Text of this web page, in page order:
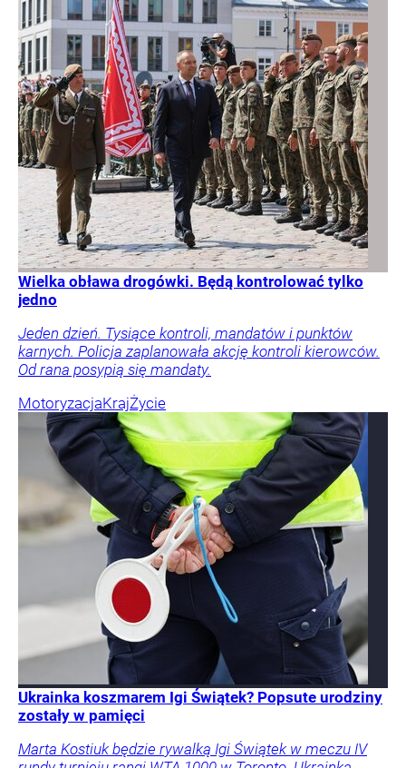
Wielka obława drogówki. Będą kontrolować tylko
jedno
Jeden dzień. Tysiące kontroli, mandatów i punktów
karnych. Policja zaplanowała akcję kontroli kierowców.
Od rana posypią się mandaty.
MotoryzacjaKrajŻycie
Ukrainka koszmarem Igi Świątek? Popsute urodziny
zostały w pamięci
Marta Kostiuk będzie rywalką Igi Świątek w meczu IV